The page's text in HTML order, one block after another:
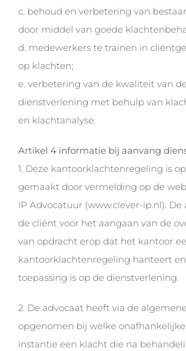
c. behoud en verbetering van
door middel van goede
d. medewerkers te trainen in
op klachten;
e. verbetering van de kwaliteit van
dienstverlening met behulp van
en klachtanalyse.
Artikel 4 informatie bij aanvang
1. Deze kantoorklachtenregeling is
gemaakt door vermelding op de
IP Advocatuur (www.clever-ip.nl). De
de cliënt voor het aangaan van de
van opdracht erop dat het kantoor
kantoorklachtenregeling hanteert
toepassing is op de dienstverlening.
2. De advocaat heeft via de
opgenomen bij welke
instantie een klacht die na